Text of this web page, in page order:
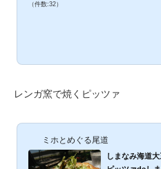
（件数:32）
レンガ窯で焼くピッツァ
ミホとめぐる尾道
しまなみ海道